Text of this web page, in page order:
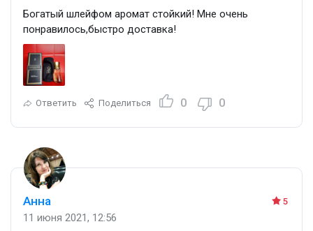
Богатый шлейфом аромат стойкий! Мне очень
понравилось,быстро доставка!
Ответить Поделиться 0 0
5
Анна
11 июня 2021, 12:56